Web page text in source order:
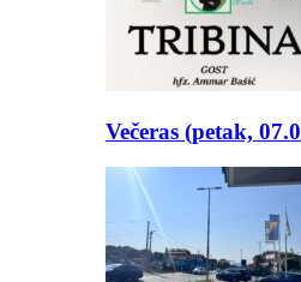
Večeras (petak,